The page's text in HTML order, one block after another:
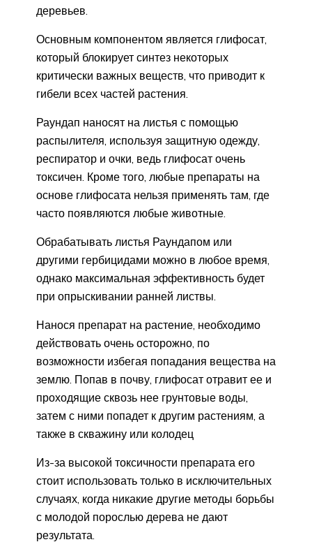
деревьев.
Основным компонентом является глифосат,
который блокирует синтез некоторых
критически важных веществ, что приводит к
гибели всех частей растения.
Раундап наносят на листья с помощью
распылителя, используя защитную одежду,
респиратор и очки, ведь глифосат очень
токсичен. Кроме того, любые препараты на
основе глифосата нельзя применять там, где
часто появляются любые животные.
Обрабатывать листья Раундапом или
другими гербицидами можно в любое время,
однако максимальная эффективность будет
при опрыскивании ранней листвы.
Нанося препарат на растение, необходимо
действовать очень осторожно, по
возможности избегая попадания вещества на
землю. Попав в почву, глифосат отравит ее и
проходящие сквозь нее грунтовые воды,
затем с ними попадет к другим растениям, а
также в скважину или колодец
Из-за высокой токсичности препарата его
стоит использовать только в исключительных
случаях, когда никакие другие методы борьбы
с молодой порослью дерева не дают
результата.